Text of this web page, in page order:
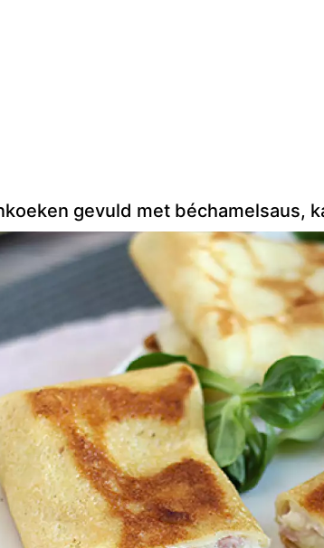
gevuld met béchamelsaus,